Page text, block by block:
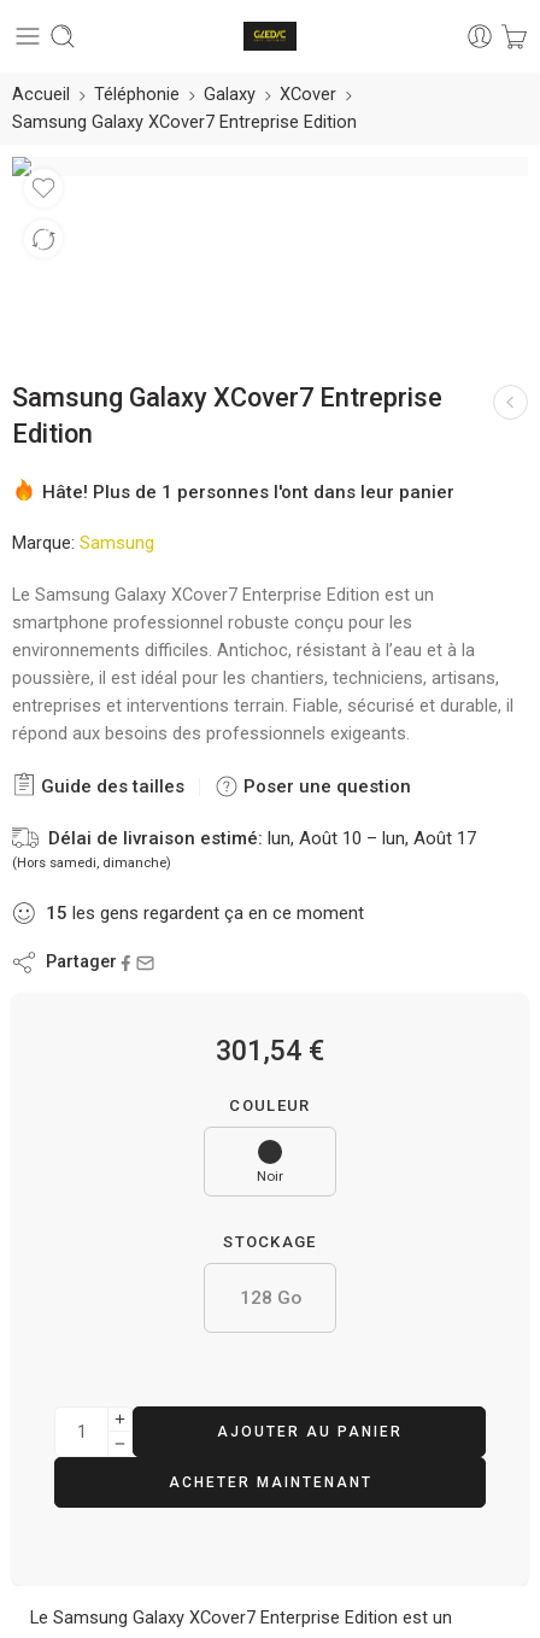
Accueil Téléphonie Galaxy
XCover
Samsung Galaxy XCover7 Entreprise Edition
Samsung Galaxy XCover7 Entreprise
Edition
Hâte! Plus de 1 personnes l'ont dans leur panier
Marque: Samsung
Le Samsung Galaxy XCover7 Enterprise Edition est un
smartphone professionnel robuste conçu pour les
environnements difficiles. Antichoc, résistant à l’eau et à la
poussière, il est idéal pour les chantiers, techniciens, artisans,
entreprises et interventions terrain. Fiable, sécurisé et durable, il
répond aux besoins des professionnels exigeants.
Guide des tailles Poser une question
Délai de livraison estimé: lun, Août 10 – lun, Août 17
(Hors samedi, dimanche)
15 les gens regardent ça en ce moment
Partager
301,54 €
COULEUR
Noir
STOCKAGE
128 Go
AJOUTER AU PANIER
ACHETER MAINTENANT
Le Samsung Galaxy XCover7 Enterprise Edition est un